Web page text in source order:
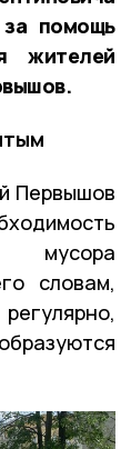
за помощь
жителей
Первышов
мусора
словам,